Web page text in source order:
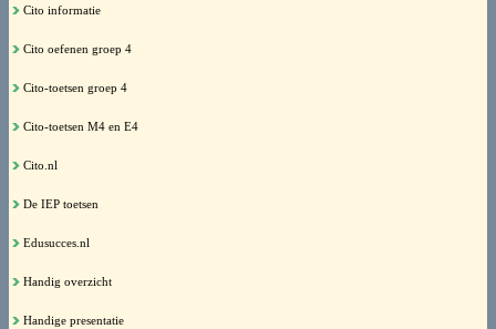
Cito informatie
Cito oefenen groep 4
Cito-toetsen groep 4
Cito-toetsen M4 en E4
Cito.nl
De IEP toetsen
Edusucces.nl
Handig overzicht
Handige presentatie